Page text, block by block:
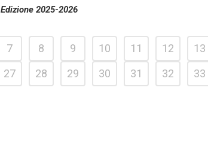
Edizione 2025-2026
7 8 9 10 11 12 13
27 28 29 30 31 32 33